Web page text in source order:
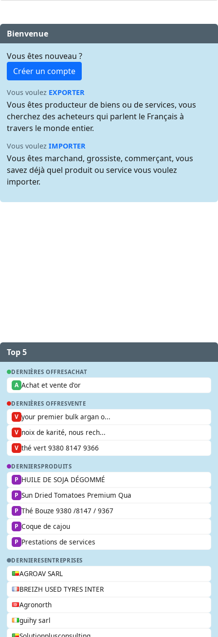
Bienvenue
Vous êtes nouveau ?
Créer un compte
Vous voulez EXPORTER
Vous êtes producteur de biens ou de services, vous
cherchez des acheteurs qui parlent le Français à
travers le monde entier.
Vous voulezIMPORTER
Vous êtes marchand, grossiste, commerçant, vous
savez déjà quel produit ou service vous voulez
importer.
Top 5
DERNIÈRES OFFRESACHAT
A Achat et vente d'or
DERNIÈRES OFFRESVENTE
V your premier bulk argan o...
V noix de karité, nous rech...
V thé vert 9380 8147 9366
DERNIERSPRODUITS
P HUILE DE SOJA DÉGOMMÉ
P Sun Dried Tomatoes Premium Qua
P Thé Bouze 9380 /8147 / 9367
P Coque de cajou
P Prestations de services
DERNIERESENTREPRISES
AGROAV SARL
BREIZH USED TYRES INTER
Agronorth
guihy sarl